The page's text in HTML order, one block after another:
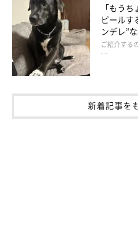
「もう
ピールす
ンデレ”
ご紹介する
…
新着記事を